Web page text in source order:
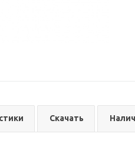
Скачать